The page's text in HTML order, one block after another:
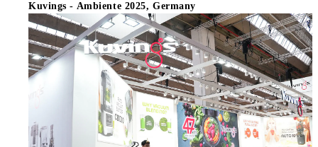
Kuvings - Ambiente 2025, Germany